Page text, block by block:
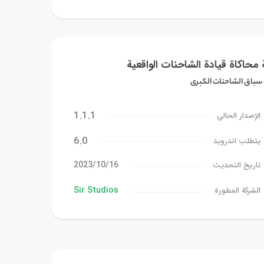
محاكاة قيادة الشاحنات الواقعية
سباق الشاحنات الكبرى
الإصدار الحالي 1.1.1
يتطلب اندرويد 6.0
تاريخ التحديث 16‏/10‏/2023
الشركة المطورة Sir Studios